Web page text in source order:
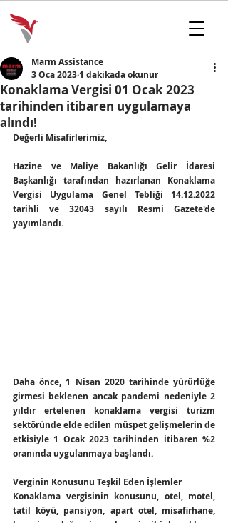
Konaklama Vergisi 01 Ocak 2023
tarihinden itibaren uygulamaya
alındı!
Marm Assistance
3 Oca 2023 1 dakikada okunur
Değerli Misafirlerimiz,
​​​​​​​Hazine ve Maliye Bakanlığı Gelir İdaresi
Başkanlığı tarafından hazırlanan Konaklama
Vergisi Uygulama Genel Tebliği 14.12.2022
tarihli ve 32043 sayılı Resmi Gazete'de
yayımlandı.
Daha önce, 1 Nisan 2020 tarihinde yürürlüğe
girmesi beklenen ancak pandemi nedeniyle 2
yıldır ertelenen konaklama vergisi turizm
sektöründe elde edilen müspet gelişmelerin de
etkisiyle 1 Ocak 2023 tarihinden itibaren %2
oranında uygulanmaya başlandı.
Verginin Konusunu Teşkil Eden İşlemler
Konaklama vergisinin konusunu, otel, motel,
tatil köyü, pansiyon, apart otel, misafirhane,